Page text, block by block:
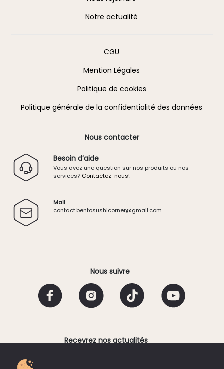
Nous contacter
Besoin d’aide
Vous avez une question sur nos produits ou nos
services? Contactez-nous!
Mail
contact.bentosushicorner@gmail.com
Notre actualité
Information
CGU
Mention Légales
Politique de cookies
Politique générale de la confidentialité des données
Recevrez nos actualités
Email
Nous suivre